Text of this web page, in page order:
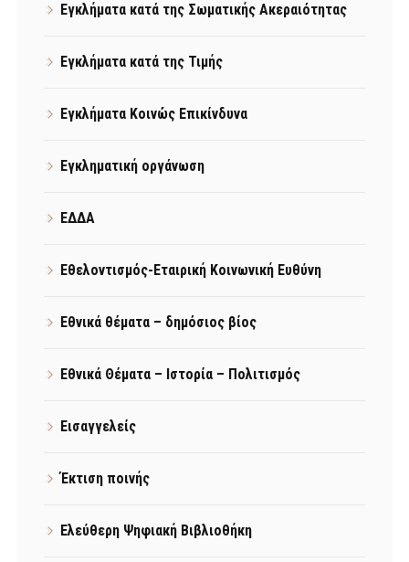
Εγκλήματα κατά της Σωματικής Ακεραιότητας
Εγκλήματα κατά της Τιμής
Εγκλήματα Κοινώς Επικίνδυνα
Εγκληματική οργάνωση
ΕΔΔΑ
Εθελοντισμός-Εταιρική Κοινωνική Ευθύνη
Εθνικά θέματα – δημόσιος βίος
Εθνικά Θέματα – Ιστορία – Πολιτισμός
Εισαγγελείς
Έκτιση ποινής
Ελεύθερη Ψηφιακή Βιβλιοθήκη